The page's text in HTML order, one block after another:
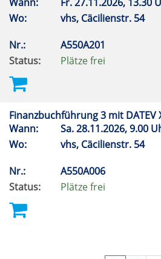
Wo:
vhs, Cäcilienstr. 54
Nr.:
A550A201
Status:
Plätze frei
Finanzbuchführung 3 mit DATEV
Wann:
Sa.28.11.2026, 9.00
Wo:
vhs, Cäcilienstr. 54
Nr.:
A550A006
Status:
Plätze frei